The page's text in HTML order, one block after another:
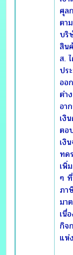
ศุล
ตา
บริ
สิน
ส.
ปร
ออ
ต่า
อา
เงิ
ตอ
เงิ
ทด
เพิ่
ๆ
ภา
มา
เนื่
กิจ
แห่